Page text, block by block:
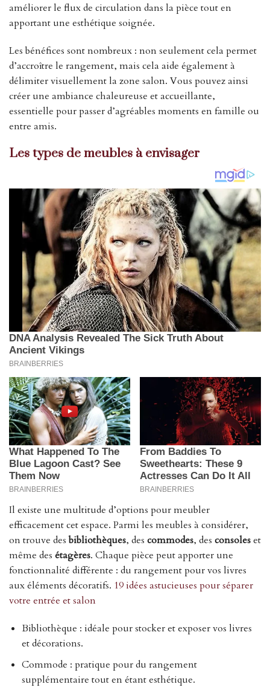
améliorer le flux de circulation dans la pièce tout en
apportant une esthétique soignée.
Les bénéfices sont nombreux : non seulement cela permet
d’accroître le rangement, mais cela aide également à
délimiter visuellement la zone salon. Vous pouvez ainsi
créer une ambiance chaleureuse et accueillante,
essentielle pour passer d’agréables moments en famille ou
entre amis.
Les types de meubles à envisager
Il existe une multitude d’options pour meubler
efficacement cet espace. Parmi les meubles à considérer,
on trouve desbibliothèques, des commodes, des consoleset
même des étagères. Chaque pièce peut apporter une
fonctionnalité différente : du rangement pour vos livres
aux éléments décoratifs. 19 idées astucieuses pour séparer
votre entrée et salon
Bibliothèque : idéale pour stocker et exposer vos livres
et décorations.
Commode : pratique pour du rangement
supplémentaire tout en étant esthétique.